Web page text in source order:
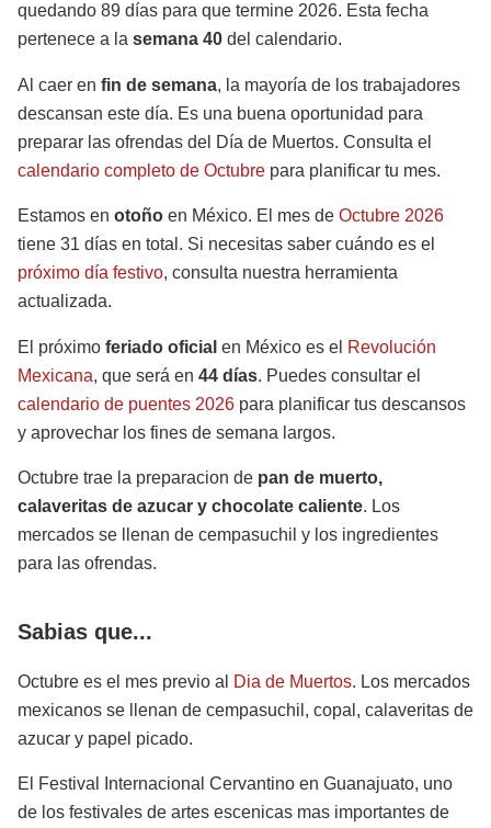
quedando 89 días para que termine 2026. Esta fecha
pertenece a la semana 40 del calendario.
Al caer en fin de semana, la mayoría de los trabajadores
descansan este día. Es una buena oportunidad para
preparar las ofrendas del Día de Muertos. Consulta el
calendario completo de Octubre para planificar tu mes.
Estamos en otoño en México. El mes de Octubre 2026
tiene 31 días en total. Si necesitas saber cuándo es el
próximo día festivo, consulta nuestra herramienta
actualizada.
El próximo feriado oficial en México es el Revolución
Mexicana, que será en 44 días. Puedes consultar el
calendario de puentes 2026 para planificar tus descansos
y aprovechar los fines de semana largos.
Octubre trae la preparacion de pan de muerto,
calaveritas de azucar y chocolate caliente. Los
mercados se llenan de cempasuchil y los ingredientes
para las ofrendas.
Sabias que...
Octubre es el mes previo al Dia de Muertos. Los mercados
mexicanos se llenan de cempasuchil, copal, calaveritas de
azucar y papel picado.
El Festival Internacional Cervantino en Guanajuato, uno
de los festivales de artes escenicas mas importantes de